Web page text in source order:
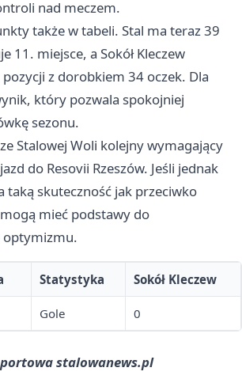
nad meczem.
także w tabeli. Stal ma teraz 39
11. miejsce, a Sokół Kleczew
z dorobkiem 34 oczek. Dla
który pozwala spokojniej
sezonu.
Stalowej Woli kolejny wymagający
do Resovii Rzeszów. Jeśli jednak
taką skuteczność jak przeciwko
mieć podstawy do
Statystyka Sokół Kleczew
Gole 0
stalowanews.pl